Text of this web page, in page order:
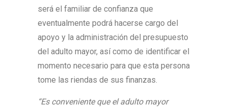
será el familiar de confianza que
eventualmente podrá hacerse cargo del
apoyo y la administración del presupuesto
del adulto mayor, así como de identificar el
momento necesario para que esta persona
tome las riendas de sus finanzas.
“Es conveniente que el adulto mayor